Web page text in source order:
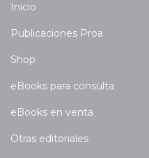
Inicio
Publicaciones Proa
Shop
eBooks para consulta
eBooks en venta
Otras editoriales